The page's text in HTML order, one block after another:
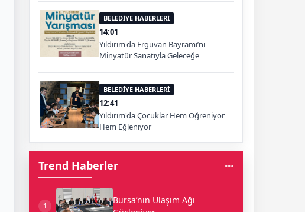
BELEDİYE HABERLERİ
14:01
Yıldırım'da Erguvan Bayramı’nı
Minyatür Sanatıyla Geleceğe
Taşınacak
BELEDİYE HABERLERİ
12:41
Yıldırım'da Çocuklar Hem Öğreniyor
Hem Eğleniyor
Trend Haberler
1
Bursa’nın Ulaşım Ağı